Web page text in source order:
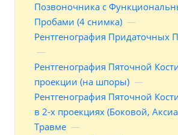
Позвоночника с
Пробами (4 снимка) —
Рентгенография Придаточных
—
Рентгенография Пяточной
проекции (на шпоры) —
Рентгенография Пяточной
в 2-х проекциях (Боковой,
Травме —